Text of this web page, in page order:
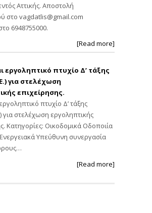
Αττικής. Αποστολή
στο vagdatlis@gmail.com
6948755000.
[Read more]
εργοληπτικό πτυχίο Δ’ τάξης
για στελέχωση
επιχείρησης.
πτυχίο Δ’ τάξης
για στελέχωση εργοληπτικής
Κατηγορίες: Οικοδομικά Οδοποιία
Υπεύθυνη συνεργασία
[Read more]